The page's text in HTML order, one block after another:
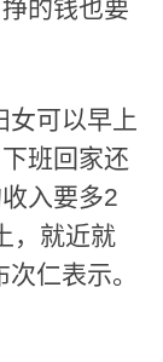
的钱也要
可以早上
班回家还
入要多2
，就近就
仁表示。